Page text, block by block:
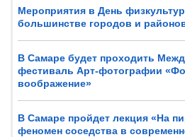
Мероприятия в День
большинстве городов и
В Самаре будет проходить
фестиваль Арт-фотографии
воображение»
В Самаре пройдет лекция «На
феномен соседства в